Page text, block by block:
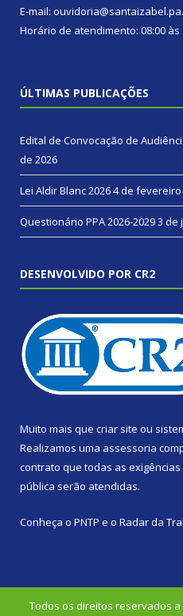
E-mail:
Horário de atendimento: 08:00 às
ÚLTIMAS PUBLICAÇÕES
Edital de Convocação de
de 2026
Lei Aldir Blanc 20264 de fevereiro
Questionário PPA 2026-20293 de
DESENVOLVIDO POR CR2
Muito mais que criar site ou
Realizamos uma assessoria
contrato que todas as exigências
pública serão atendidas.
Conheça o PNTP e o Radar da
Todos os direitos reservados